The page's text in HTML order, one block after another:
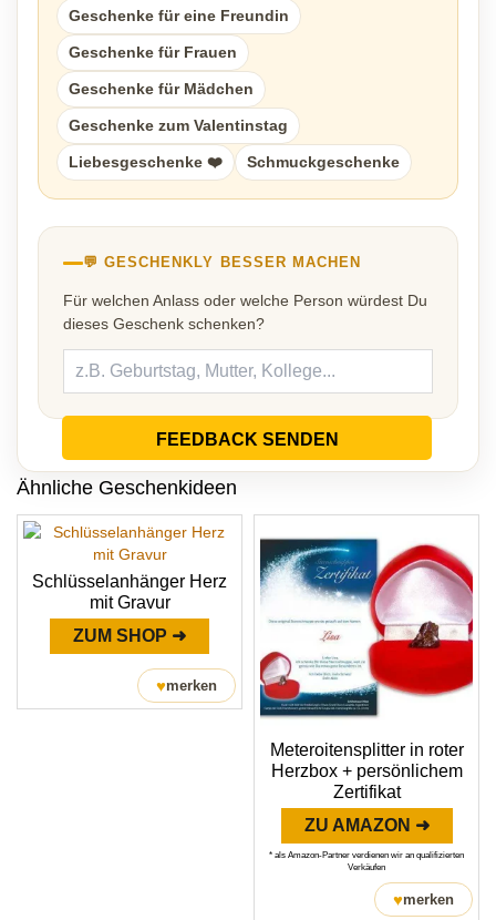
Geschenke für eine Freundin
Geschenke für Frauen
Geschenke für Mädchen
Geschenke zum Valentinstag
Liebesgeschenke ❤️ Schmuckgeschenke
💬 GESCHENKLY BESSER MACHEN
Für welchen Anlass oder welche Person würdest Du
dieses Geschenk schenken?
FEEDBACK SENDEN
Ähnliche Geschenkideen
Schlüsselanhänger Herz
mit Gravur
ZUM SHOP ➜
♥merken
Meteroitensplitter in roter
Herzbox + persönlichem
Zertifikat
ZU AMAZON ➜
* als Amazon-Partner verdienen wir an qualifizierten
Verkäufen
♥merken